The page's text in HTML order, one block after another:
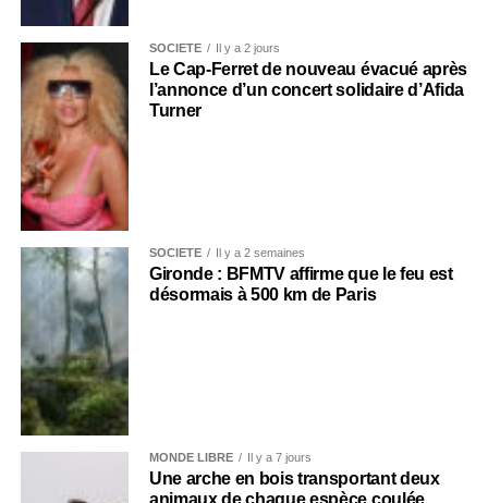
SOCIÉTÉ Il y a 2 jours
Le Cap-Ferret de nouveau évacué après
l’annonce d’un concert solidaire d’Afida
Turner
SOCIÉTÉ Il y a 2 semaines
Gironde : BFMTV affirme que le feu est
désormais à 500 km de Paris
MONDE LIBRE Il y a 7 jours
Une arche en bois transportant deux
animaux de chaque espèce coulée